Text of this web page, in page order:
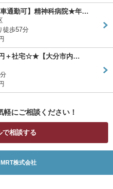
車通勤可】精神科病院★年…
徒歩57分
＋社宅☆★【大分市内…
にご相談ください！
で相談する
株式会社